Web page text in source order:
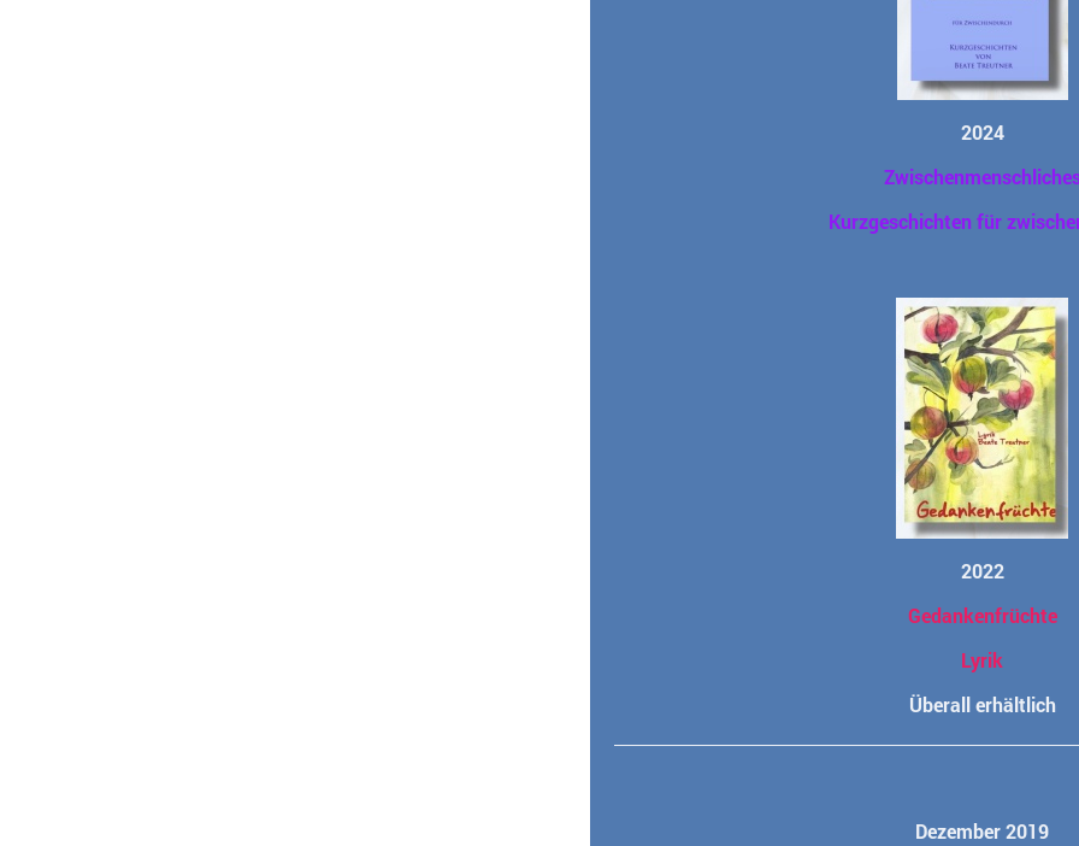
2024
Kurzgeschichten für
2022
Gedankenfrüchte
Lyrik
Überall erhältlich
Dezember 2019